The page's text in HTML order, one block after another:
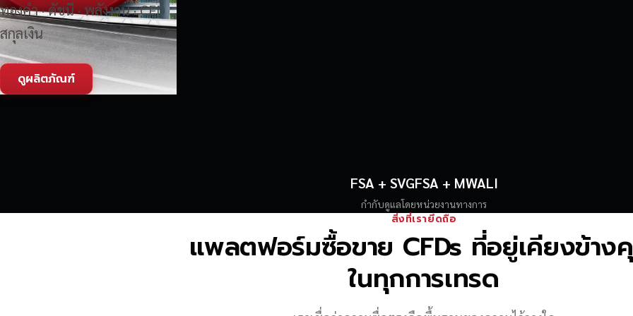
ทองคำ · ดัชนี · พลังงาน · CFD
สกุลเงิน
ดูผลิตภัณฑ์
FSA + SVGFSA + MWALI
กำกับดูแลโดยหน่วยงานทางการ
สิ่งที่เรายึดถือ
แพลตฟอร์มซื้อขาย CFDs ที่อยู่เคียงข้า
ในทุกการเทรด